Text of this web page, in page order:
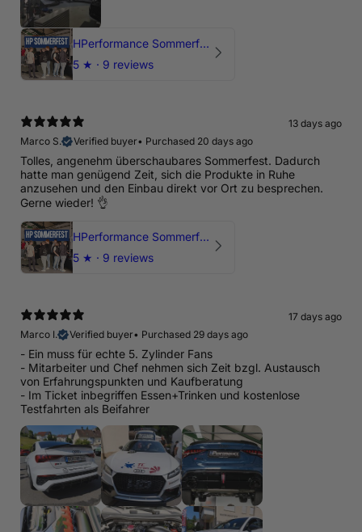
HPerformance Sommerfest 2026
5 ★ · 9 reviews
13 days ago
Marco S.
Verified buyer• Purchased 20 days ago
Tolles, angenehm überschaubares Sommerfest. Dadurch
hatte man genügend Zeit, sich die Produkte in Ruhe
anzusehen und den Einbau direkt vor Ort zu besprechen.
Gerne wieder! 👌
HPerformance Sommerfest 2026
5 ★ · 9 reviews
17 days ago
Marco I.
Verified buyer• Purchased 29 days ago
- Ein muss für echte 5. Zylinder Fans
- Mitarbeiter und Chef nehmen sich Zeit bzgl. Austausch
von Erfahrungspunkten und Kaufberatung
- Im Ticket inbegriffen Essen+Trinken und kostenlose
Testfahrten als Beifahrer